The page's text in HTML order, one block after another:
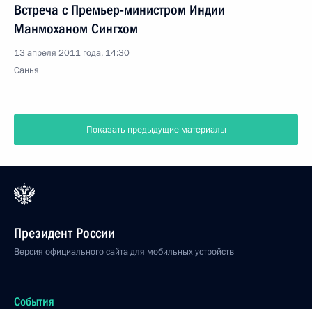
Встреча с Премьер-министром Индии
Манмоханом Сингхом
13 апреля 2011 года, 14:30
Санья
Показать предыдущие материалы
Президент России
Версия официального сайта для мобильных устройств
События